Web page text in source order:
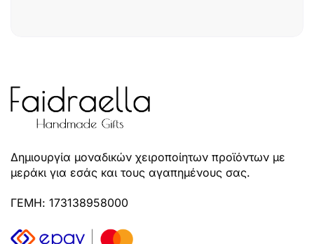
Δημιουργία μοναδικών χειροποίητων προϊόντων με
μεράκι για εσάς και τους αγαπημένους σας.
ΓΕΜΗ: 173138958000